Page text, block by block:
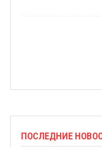
ПОСЛЕДНИЕ